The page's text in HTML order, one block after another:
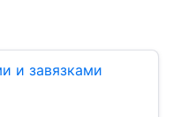
и завязками